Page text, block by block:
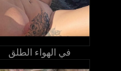
في الهواء الطلق